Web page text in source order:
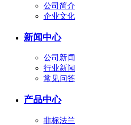
公司简介
企业文化
新闻中心
公司新闻
行业新闻
常见问答
产品中心
非标法兰